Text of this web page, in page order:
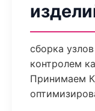
сборка
контролем
Принимаем